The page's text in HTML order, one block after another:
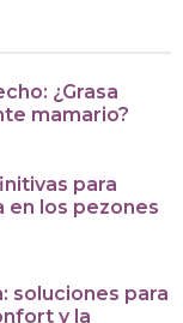
¿Grasa
mamario?
para
en los pezones
soluciones para
y la